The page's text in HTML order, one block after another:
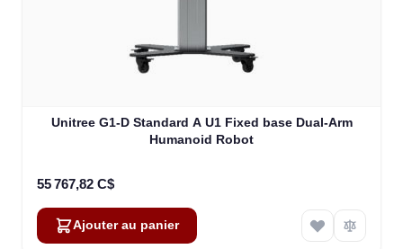
Unitree G1-D Standard A U1 Fixed base Dual-Arm
Humanoid Robot
55 767,82 C$
Ajouter au panier